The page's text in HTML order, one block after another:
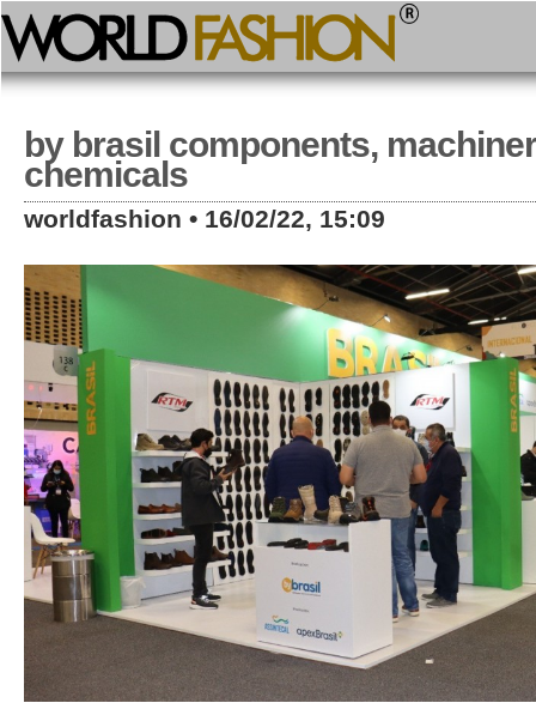
by brasil components,
chemicals
worldfashion • 16/02/22, 15:09